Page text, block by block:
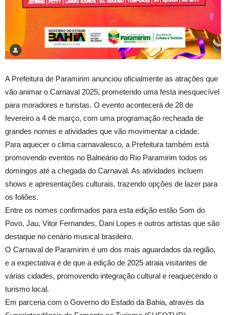
A Prefeitura de Paramirim anunciou oficialmente as atrações que
vão animar o Carnaval 2025, prometendo uma festa inesquecível
para moradores e turistas. O evento acontecerá de 28 de
fevereiro a 4 de março, com uma programação recheada de
grandes nomes e atividades que vão movimentar a cidade.
Para aquecer o clima carnavalesco, a Prefeitura também está
promovendo eventos no Balneário do Rio Paramirim todos os
domingos até a chegada do Carnaval. As atividades incluem
shows e apresentações culturais, trazendo opções de lazer para
os foliões.
Entre os nomes confirmados para esta edição estão Som do
Povo, Jau, Vitor Fernandes, Dani Lopes e outros artistas que são
destaque no cenário musical brasileiro.
O Carnaval de Paramirim é um dos mais aguardados da região,
e a expectativa é de que a edição de 2025 atraia visitantes de
várias cidades, promovendo integração cultural e reaquecendo o
turismo local.
Em parceria com o Governo do Estado da Bahia, através da